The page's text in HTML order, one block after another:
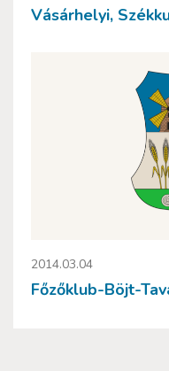
Vásárhelyi,
2014.03.04
Főzőklub-Böjt-